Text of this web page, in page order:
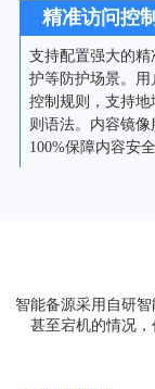
精准访问控制
支持配置强大的
护等防护场景。
控制规则，支持
则语法。内容镜
100%保障内容安全
智能备源采用自研
甚至宕机的情况，